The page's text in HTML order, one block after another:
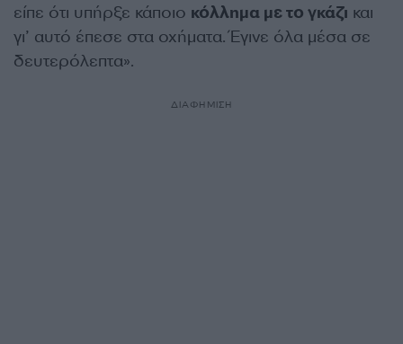
είπε ότι υπήρξε κάποιο κόλλημα με το γκάζι και
γι’ αυτό έπεσε στα οχήματα. Έγινε όλα μέσα σε
δευτερόλεπτα».
ΔΙΑΦΗΜΙΣΗ